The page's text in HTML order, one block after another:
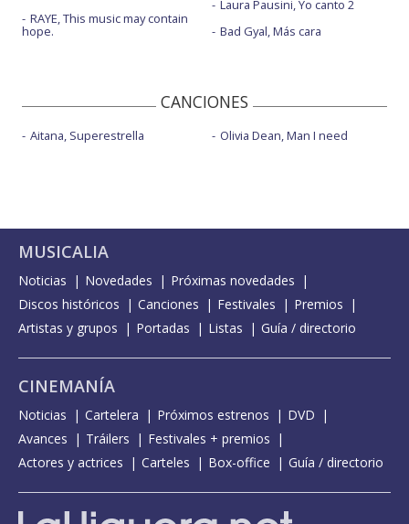
RAYE, This music may contain
hope.
Laura Pausini, Yo canto 2
Bad Gyal, Más cara
CANCIONES
Aitana, Superestrella Olivia Dean, Man I need
MUSICALIA
Noticias Novedades
Próximas novedades
Discos históricos
Canciones Festivales
Premios
Artistas y grupos
Portadas Listas Guía / directorio
CINEMANÍA
Noticias Cartelera Próximos estrenos
DVD
Avances
Tráilers
Festivales + premios
Actores y actrices
Carteles Box-office Guía / directorio